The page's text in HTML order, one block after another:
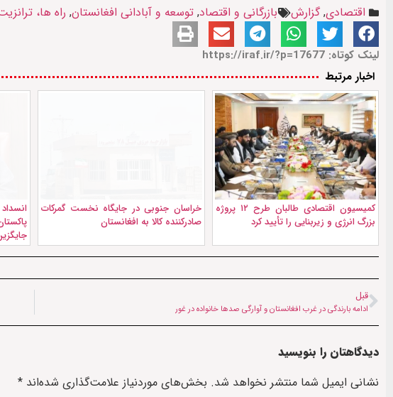
اقتصادی,گزارش بازرگانی و اقتصاد, توسعه و آبادانی افغانستان, راه ها،
لینک کوتاه: https://iraf.ir/?p=17677
اخبار مرتبط
کمیسیون اقتصادی طالبان طرح ۱۲ پروژه
بزرگ انرژی و زیربنایی را تأیید کرد
خراسان جنوبی در جایگاه نخست گمرکات
صادرکننده کالا به افغانستان
قبل
ادامه بارندگی در غرب افغانستان و آوارگی صدها خانواده در غور
دیدگاهتان را بنویسید
نشانی ایمیل شما منتشر نخواهد شد. بخش‌های موردنیاز علامت‌گذاری شده‌اند *